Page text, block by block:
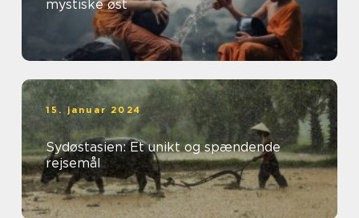
mystiske øst
15. januar 2024
Sydøstasien: Et unikt og spændende
rejsemål